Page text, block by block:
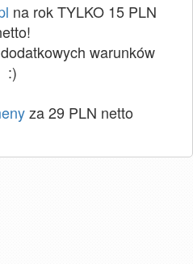
na rok TYLKO 15 PLN
warunków
:)
za 29 PLN netto